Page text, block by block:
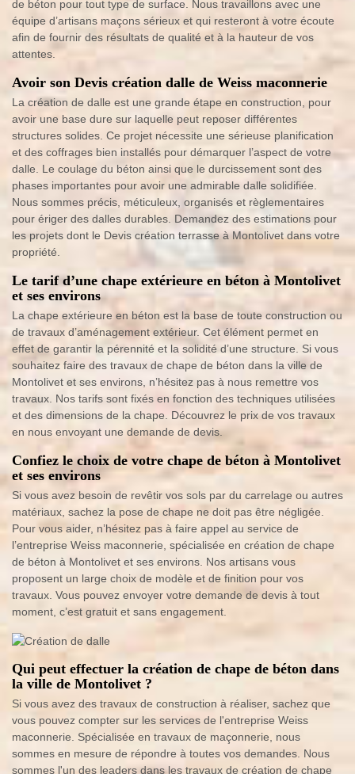
de béton pour tout type de surface. Nous travaillons avec une
équipe d’artisans maçons sérieux et qui resteront à votre écoute
afin de fournir des résultats de qualité et à la hauteur de vos
attentes.
Avoir son Devis création dalle de Weiss maconnerie
La création de dalle est une grande étape en construction, pour
avoir une base dure sur laquelle peut reposer différentes
structures solides. Ce projet nécessite une sérieuse planification
et des coffrages bien installés pour démarquer l’aspect de votre
dalle. Le coulage du béton ainsi que le durcissement sont des
phases importantes pour avoir une admirable dalle solidifiée.
Nous sommes précis, méticuleux, organisés et règlementaires
pour ériger des dalles durables. Demandez des estimations pour
les projets dont le Devis création terrasse à Montolivet dans votre
propriété.
Le tarif d’une chape extérieure en béton à Montolivet
et ses environs
La chape extérieure en béton est la base de toute construction ou
de travaux d’aménagement extérieur. Cet élément permet en
effet de garantir la pérennité et la solidité d’une structure. Si vous
souhaitez faire des travaux de chape de béton dans la ville de
Montolivet et ses environs, n’hésitez pas à nous remettre vos
travaux. Nos tarifs sont fixés en fonction des techniques utilisées
et des dimensions de la chape. Découvrez le prix de vos travaux
en nous envoyant une demande de devis.
Confiez le choix de votre chape de béton à Montolivet
et ses environs
Si vous avez besoin de revêtir vos sols par du carrelage ou autres
matériaux, sachez la pose de chape ne doit pas être négligée.
Pour vous aider, n’hésitez pas à faire appel au service de
l’entreprise Weiss maconnerie, spécialisée en création de chape
de béton à Montolivet et ses environs. Nos artisans vous
proposent un large choix de modèle et de finition pour vos
travaux. Vous pouvez envoyer votre demande de devis à tout
moment, c’est gratuit et sans engagement.
Qui peut effectuer la création de chape de béton dans
la ville de Montolivet ?
Si vous avez des travaux de construction à réaliser, sachez que
vous pouvez compter sur les services de l'entreprise Weiss
maconnerie. Spécialisée en travaux de maçonnerie, nous
sommes en mesure de répondre à toutes vos demandes. Nous
sommes l'un des leaders dans les travaux de création de chape